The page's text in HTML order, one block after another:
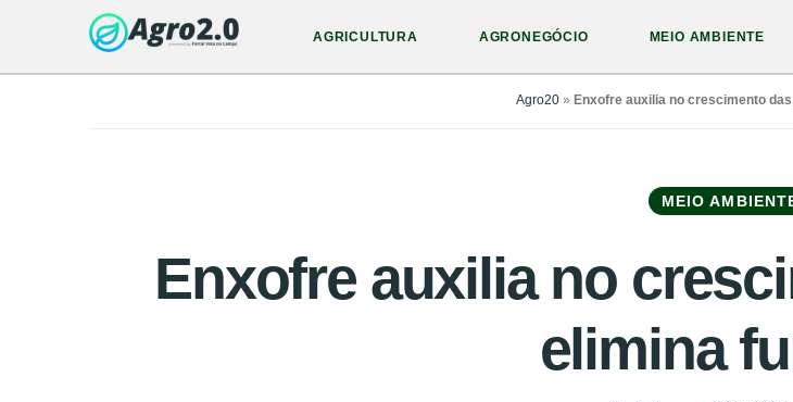
AGRICULTURA AGRONEGÓCIO MEIO AMBIENTE
Agro20» Enxofre auxilia no crescimento
MEIO
Enxofre auxilia no
elimina